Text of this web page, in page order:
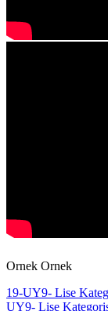
Ornek Ornek
19-UY9- Lise
UY9- Lise